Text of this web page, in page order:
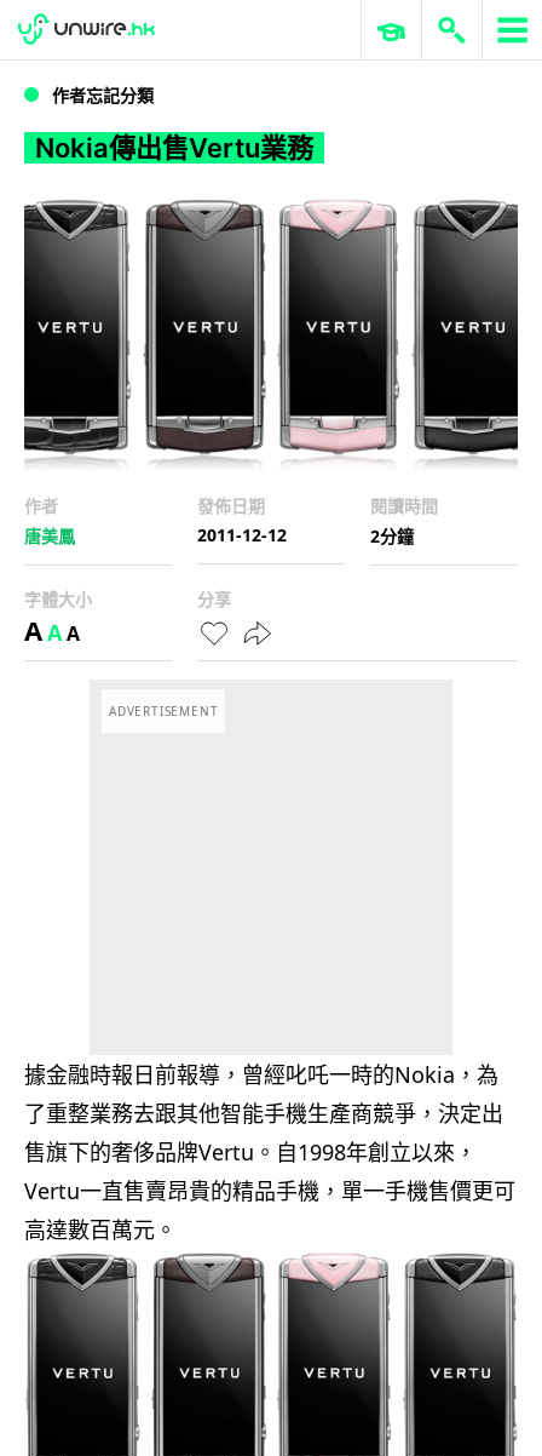
Nokia傳出售Vertu業務
WWDC 2026 ERP 與商業 AI
作者忘記分類
Nokia傳出售Vertu業務
作者
唐美鳳
發佈日期
2011-12-12
閱讀時間
2分鐘
字體大小
AAA
分享
ADVERTISEMENT
據金融時報日前報導，曾經叱吒一時的Nokia，為
了重整業務去跟其他智能手機生產商競爭，決定出
售旗下的奢侈品牌Vertu。自1998年創立以來，
Vertu一直售賣昂貴的精品手機，單一手機售價更可
高達數百萬元。